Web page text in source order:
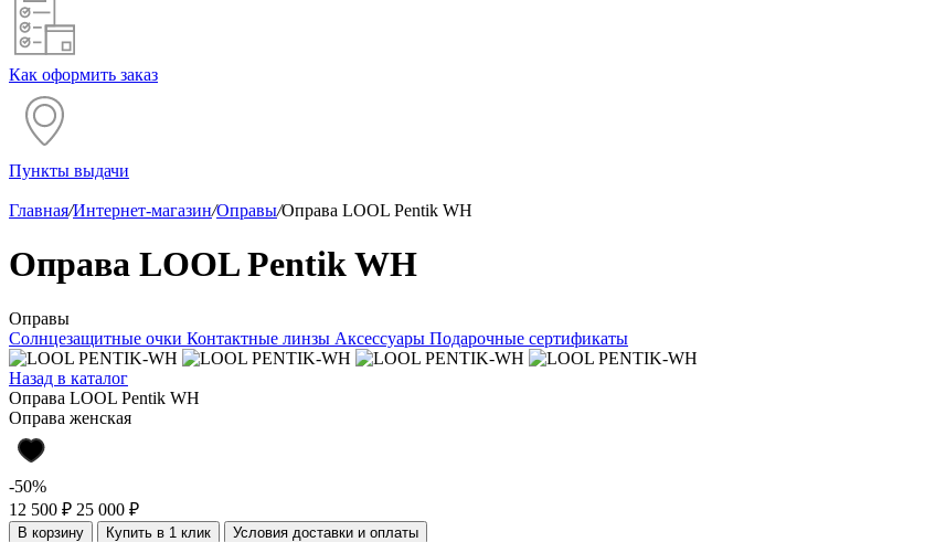
Как оформить заказ
Пункты выдачи
Главная/Интернет-магазин/Оправы/Оправа LOOL Pentik WH
Оправа LOOL Pentik WH
Оправы
Солнцезащитные очки Контактные линзы Аксессуары Подарочные сертификаты
Назад в каталог
Оправа LOOL Pentik WH
Оправа женская
-50%
12 500 ₽ 25 000 ₽
В корзину Купить в 1 клик Условия доставки и оплаты